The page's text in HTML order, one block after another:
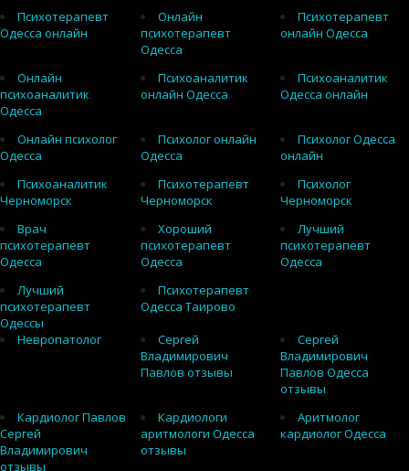
Психотерапевт
Одесса онлайн
Онлайн
психотерапевт
Одесса
Психотерапевт
онлайн Одесса
Онлайн
психоаналитик
Одесса
Психоаналитик
онлайн Одесса
Психоаналитик
Одесса онлайн
Онлайн психолог
Одесса
Психолог онлайн
Одесса
Психолог Одесса
онлайн
Психоаналитик
Черноморск
Психотерапевт
Черноморск
Психолог
Черноморск
Врач
психотерапевт
Одесса
Хороший
психотерапевт
Одесса
Лучший
психотерапевт
Одесса
Лучший
психотерапевт
Одессы
Психотерапевт
Одесса Таирово
Невропатолог
Сергей
Владимирович
Павлов отзывы
Сергей
Владимирович
Павлов Одесса
отзывы
Кардиолог Павлов
Сергей
Владимирович
отзывы
Кардиологи
аритмологи Одесса
отзывы
Аритмолог
кардиолог Одесса